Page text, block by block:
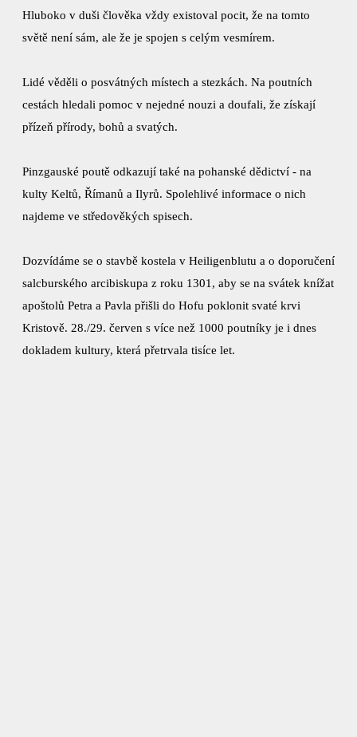
Hluboko v duši člověka vždy existoval pocit, že na tomto
světě není sám, ale že je spojen s celým vesmírem.
Lidé věděli o posvátných místech a stezkách. Na poutních
cestách hledali pomoc v nejedné nouzi a doufali, že získají
přízeň přírody, bohů a svatých.
Pinzgauské poutě odkazují také na pohanské dědictví - na
kulty Keltů, Římanů a Ilyrů. Spolehlivé informace o nich
najdeme ve středověkých spisech.
Dozvídáme se o stavbě kostela v Heiligenblutu a o doporučení
salcburského arcibiskupa z roku 1301, aby se na svátek knížat
apoštolů Petra a Pavla přišli do Hofu poklonit svaté krvi
Kristově. 28./29. červen s více než 1000 poutníky je i dnes
dokladem kultury, která přetrvala tisíce let.